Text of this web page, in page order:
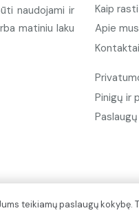
naudojami ir
matiniu laku
Kaip
Apie mus
Kontaktai
Pinigų ir
teikiamų paslaugų